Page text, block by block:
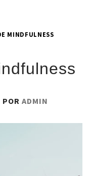
MINDFULNESS
POR ADMIN